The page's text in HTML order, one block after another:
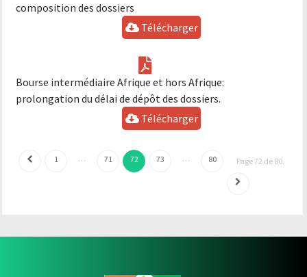
composition des dossiers
Télécharger
Bourse intermédiaire Afrique et hors Afrique:
prolongation du délai de dépôt des dossiers.
Télécharger
Page 72 de 80.
1 … 71 72 73 … 80